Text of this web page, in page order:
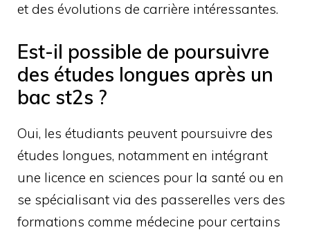
et des évolutions de carrière intéressantes.
Est-il possible de poursuivre
des études longues après un
bac st2s ?
Oui, les étudiants peuvent poursuivre des
études longues, notamment en intégrant
une licence en sciences pour la santé ou en
se spécialisant via des passerelles vers des
formations comme médecine pour certains